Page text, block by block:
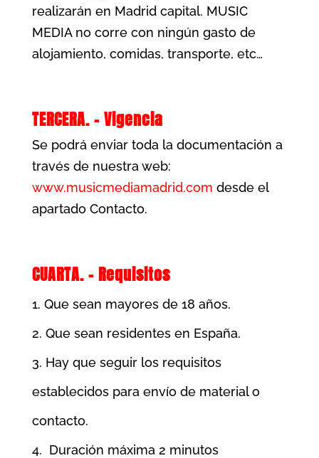
realizarán en Madrid capital. MUSIC
MEDIA no corre con ningún gasto de
alojamiento, comidas, transporte, etc…
TERCERA. – Vigencia
Se podrá enviar toda la documentación a
través de nuestra web:
www.musicmediamadrid.com desde el
apartado Contacto.
CUARTA. – Requisitos
Que sean mayores de 18 años.
Que sean residentes en España.
Hay que seguir los requisitos
establecidos para envío de material o
contacto.
Duración máxima 2 minutos